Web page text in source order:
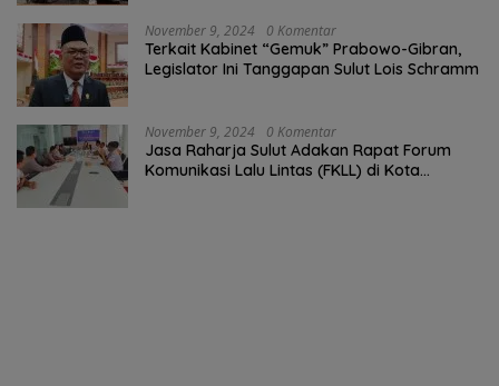
November 9, 2024 0 Komentar
Terkait Kabinet “Gemuk” Prabowo-Gibran,
Legislator Ini Tanggapan Sulut Lois Schramm
November 9, 2024 0 Komentar
Jasa Raharja Sulut Adakan Rapat Forum
Komunikasi Lalu Lintas (FKLL) di Kota